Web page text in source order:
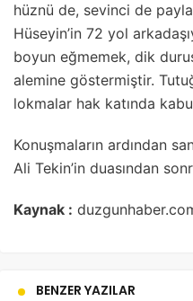
hüznü de, sevinci de
Hüseyin’in 72 yol
boyun eğmemek, dik
alemine göstermiştir.
lokmalar hak katında
Konuşmaların ardından
Ali Tekin’in duasından
Kaynak :
BENZER YAZILAR